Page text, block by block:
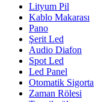
Lityum Pil
Kablo Makarası
Pano
Şerit Led
Audio Diafon
Spot Led
Led Panel
Otomatik Sigorta
Zaman Rölesi